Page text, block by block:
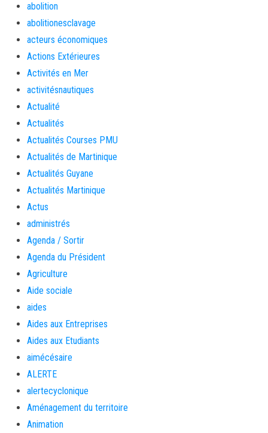
abolition
abolitionesclavage
acteurs économiques
Actions Extérieures
Activités en Mer
activitésnautiques
Actualité
Actualités
Actualités Courses PMU
Actualités de Martinique
Actualités Guyane
Actualités Martinique
Actus
administrés
Agenda / Sortir
Agenda du Président
Agriculture
Aide sociale
aides
Aides aux Entreprises
Aides aux Etudiants
aimécésaire
ALERTE
alertecyclonique
Aménagement du territoire
Animation